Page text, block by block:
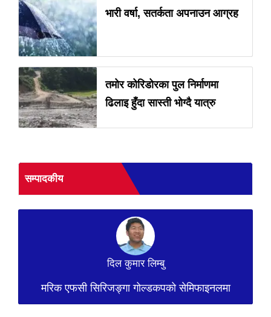
भारी वर्षा, सतर्कता अपनाउन आग्रह
तमोर कोरिडोरका पुल निर्माणमा
ढिलाइ हुँदा सास्ती भोग्दै यात्रु
सम्पादकीय
दिल कुमार लिम्बु
मरिक एफसी सिरिजङ्गा गोल्डकपको सेमिफाइनलमा